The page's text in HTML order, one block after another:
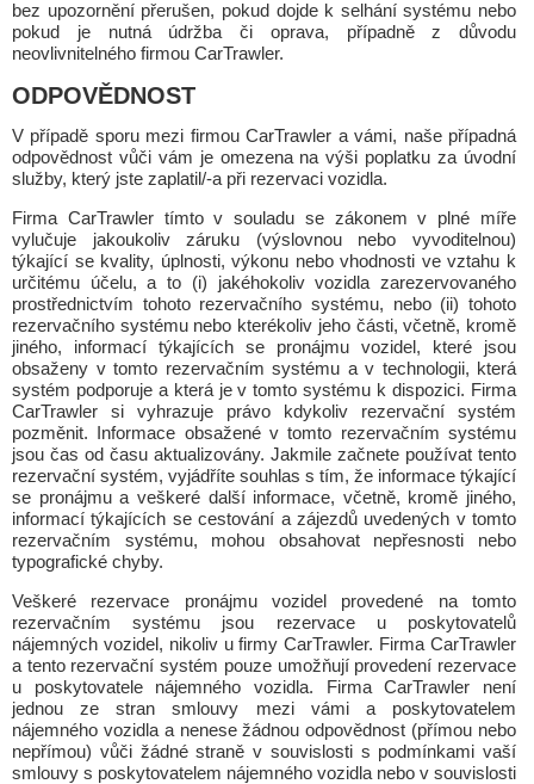
bez upozornění přerušen, pokud dojde k selhání systému nebo
pokud je nutná údržba či oprava, případně z důvodu
neovlivnitelného firmou CarTrawler.
ODPOVĚDNOST
V případě sporu mezi firmou CarTrawler a vámi, naše případná
odpovědnost vůči vám je omezena na výši poplatku za úvodní
služby, který jste zaplatil/-a při rezervaci vozidla.
Firma CarTrawler tímto v souladu se zákonem v plné míře
vylučuje jakoukoliv záruku (výslovnou nebo vyvoditelnou)
týkající se kvality, úplnosti, výkonu nebo vhodnosti ve vztahu k
určitému účelu, a to (i) jakéhokoliv vozidla zarezervovaného
prostřednictvím tohoto rezervačního systému, nebo (ii) tohoto
rezervačního systému nebo kterékoliv jeho části, včetně, kromě
jiného, informací týkajících se pronájmu vozidel, které jsou
obsaženy v tomto rezervačním systému a v technologii, která
systém podporuje a která je v tomto systému k dispozici. Firma
CarTrawler si vyhrazuje právo kdykoliv rezervační systém
pozměnit. Informace obsažené v tomto rezervačním systému
jsou čas od času aktualizovány. Jakmile začnete používat tento
rezervační systém, vyjádříte souhlas s tím, že informace týkající
se pronájmu a veškeré další informace, včetně, kromě jiného,
informací týkajících se cestování a zájezdů uvedených v tomto
rezervačním systému, mohou obsahovat nepřesnosti nebo
typografické chyby.
Veškeré rezervace pronájmu vozidel provedené na tomto
rezervačním systému jsou rezervace u poskytovatelů
nájemných vozidel, nikoliv u firmy CarTrawler. Firma CarTrawler
a tento rezervační systém pouze umožňují provedení rezervace
u poskytovatele nájemného vozidla. Firma CarTrawler není
jednou ze stran smlouvy mezi vámi a poskytovatelem
nájemného vozidla a nenese žádnou odpovědnost (přímou nebo
nepřímou) vůči žádné straně v souvislosti s podmínkami vaší
smlouvy s poskytovatelem nájemného vozidla nebo v souvislosti